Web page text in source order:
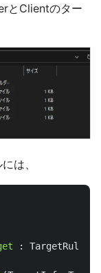
とClientのター
は、
:
TargetRules